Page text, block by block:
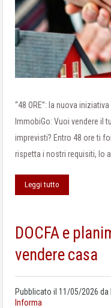
“48 ORE”: la nuova
ImmobiGo: Vuoi vendere il
imprevisti? Entro 48 ore ti
rispetta i nostri requisiti, lo
Leggi tutto
DOCFA e
vendere casa
Pubblicato il 11/05/2026 da
Informa